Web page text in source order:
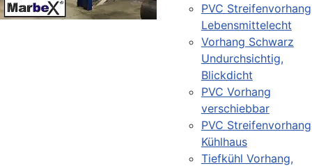
PVC Streifenvorhang
Lebensmittelecht
Vorhang Schwarz
Undurchsichtig,
Blickdicht
PVC Vorhang
verschiebbar
PVC Streifenvorhang
Kühlhaus
Tiefkühl Vorhang,